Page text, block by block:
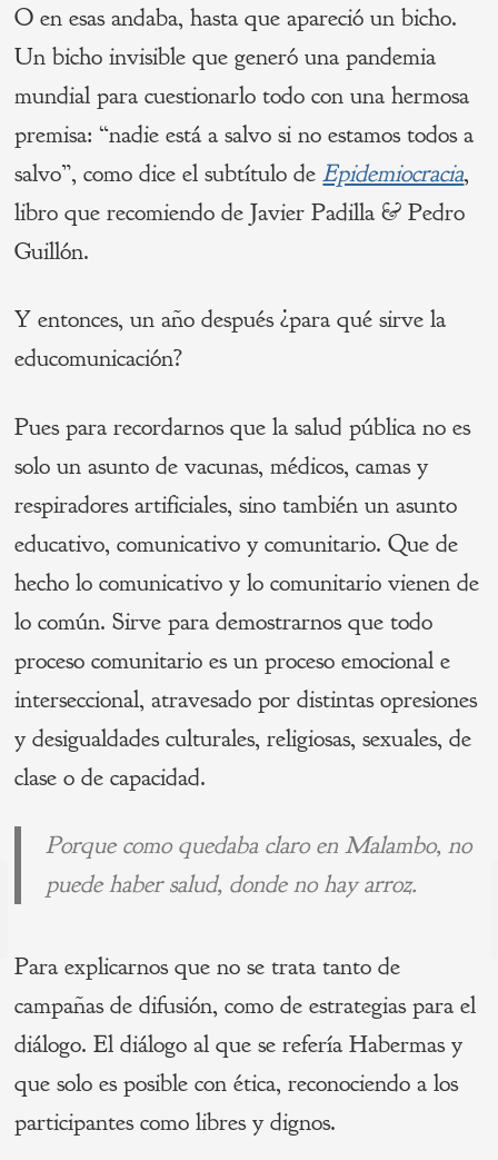
O en esas andaba, hasta que apareció un bicho.
Un bicho invisible que generó una pandemia
mundial para cuestionarlo todo con una hermosa
premisa: “nadie está a salvo si no estamos todos a
salvo”, como dice el subtítulo deEpidemiocracia,
libro que recomiendo de Javier Padilla & Pedro
Guillón.
Y entonces, un año después ¿para qué sirve la
educomunicación?
Pues para recordarnos que la salud pública no es
solo un asunto de vacunas, médicos, camas y
respiradores artificiales, sino también un asunto
educativo, comunicativo y comunitario. Que de
hecho lo comunicativo y lo comunitario vienen de
lo común. Sirve para demostrarnos que todo
proceso comunitario es un proceso emocional e
interseccional, atravesado por distintas opresiones
y desigualdades culturales, religiosas, sexuales, de
clase o de capacidad.
Porque como quedaba claro en Malambo, no
puede haber salud, donde no hay arroz.
Para explicarnos que no se trata tanto de
campañas de difusión, como de estrategias para el
diálogo. El diálogo al que se refería Habermas y
que solo es posible con ética, reconociendo a los
participantes como libres y dignos.
Navegación
entradas